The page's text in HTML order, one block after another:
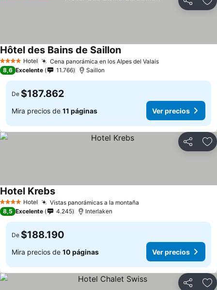
Compartir
4 EstrellasHotel Cena panorámica en los Alpes del ValaisVer precios
Hôtel des Bains de SaillonVer precios
8,6 Excelente 11.766 Saillon
De $187.862
Mira precios de 11 páginas Ver precios
Compartir
4 EstrellasHotel Vistas panorámicas a la montaña
Hotel KrebsVer precios
8,5 Excelente 4.245 Interlaken
De $188.190
Mira precios de 10 páginas Ver precios
Compartir